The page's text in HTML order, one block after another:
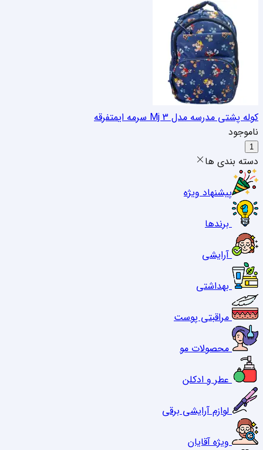
کوله پشتی مدرسه مدل Mj 3 سرمه ای
متفرقه
ناموجود
1
دسته بندی ها
پیشنهاد ویژه
برندها
آرایشی
بهداشتی
مراقبتی پوست
محصولات مو
عطر و ادکلن
لوازم آرایشی برقی
ویژه آقایان